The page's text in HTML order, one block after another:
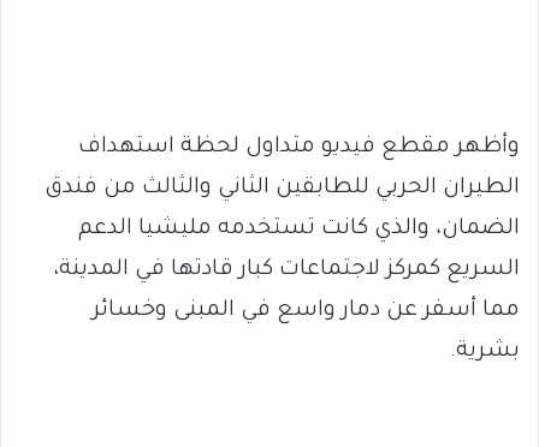
وأظهر مقطع فيديو متداول لحظة استهداف
الطيران الحربي للطابقين الثاني والثالث من فندق
الضمان، والذي كانت تستخدمه مليشيا الدعم
السريع كمركز لاجتماعات كبار قادتها في المدينة،
مما أسفر عن دمار واسع في المبنى وخسائر
بشرية.